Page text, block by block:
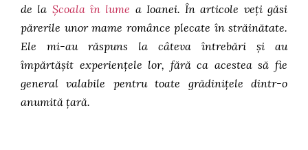
de la Școala în lume a Ioanei. În articole veți găsi
părerile unor mame românce plecate în străinătate.
Ele mi-au răspuns la câteva întrebări și au
împărtășit experiențele lor, fără ca acestea să fie
general valabile pentru toate grădinițele dintr-o
anumită țară.